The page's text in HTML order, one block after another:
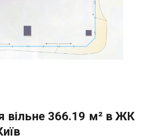
вільне 366.19 м² в ЖК